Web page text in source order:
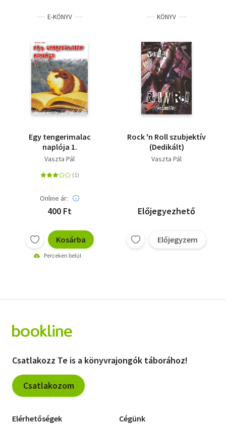
Tankönyv, segédkönyv
Társadalomtudomány
Természettudomány
Történelem
Vallás
E-KÖNYV
Egy tengerimalac
naplója 1.
Vaszta Pál
Online ár:
400 Ft
Kosárba
Perceken belül
KÖNYV
Rock 'n Roll szubjektív
(Dedikált)
Vaszta Pál
Előjegyezhető
Előjegyzem
Csatlakozz Te is a könyvrajongók táborához!
Csatlakozom
Elérhetőségek Cégünk